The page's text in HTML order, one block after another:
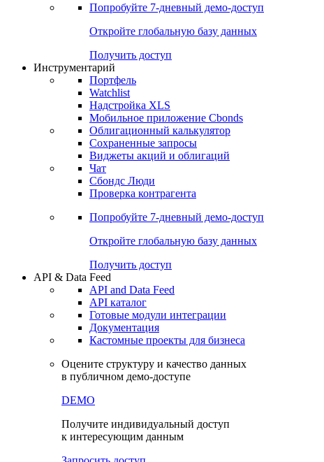
Попробуйте 7-дневный демо-доступ
Откройте глобальную базу данных
Получить доступ
Инструментарий
Портфель
Watchlist
Надстройка XLS
Мобильное приложение Cbonds
Облигационный калькулятор
Сохраненные запросы
Виджеты акций и облигаций
Чат
Сбондс Люди
Проверка контрагента
Попробуйте 7-дневный демо-доступ
Откройте глобальную базу данных
Получить доступ
API & Data Feed
API and Data Feed
API каталог
Готовые модули интеграции
Документация
Кастомные проекты для бизнеса
Оцените структуру и качество данных
в публичном демо-доступе
DEMO
Получите индивидуальный доступ
к интересующим данным